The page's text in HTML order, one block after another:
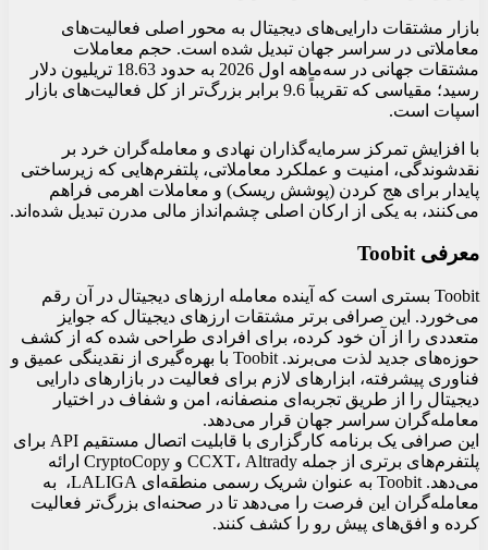
بازار مشتقات دارایی‌های دیجیتال به محور اصلی فعالیت‌های
معاملاتی در سراسر جهان تبدیل شده است. حجم معاملات
مشتقات جهانی در سه‌ماهه اول 2026 به حدود 18.63 تریلیون دلار
رسید؛ مقیاسی که تقریباً 9.6 برابر بزرگ‌تر از کل فعالیت‌های بازار
اسپات است.
با افزایش تمرکز سرمایه‌گذاران نهادی و معامله‌گران خرد بر
نقدشوندگی، امنیت و عملکرد معاملاتی، پلتفرم‌هایی که زیرساختی
پایدار برای هج کردن (پوشش ریسک) و معاملات اهرمی فراهم
می‌کنند، به یکی از ارکان اصلی چشم‌انداز مالی مدرن تبدیل شده‌اند.
معرفی Toobit
Toobit بستری است که آینده معامله ارزهای دیجیتال در آن رقم
می‌خورد. این صرافی برتر مشتقات ارزهای دیجیتال که جوایز
متعددی را از آن خود کرده، برای افرادی طراحی شده که از کشف
حوزه‌های جدید لذت می‌برند. Toobit با بهره‌گیری از نقدینگی عمیق و
فناوری پیشرفته، ابزارهای لازم برای فعالیت در بازارهای دارایی
دیجیتال را از طریق تجربه‌ای منصفانه، امن و شفاف در اختیار
معامله‌گران سراسر جهان قرار می‌دهد.
این صرافی یک برنامه کارگزاری با قابلیت اتصال مستقیم API برای
پلتفرم‌های برتری از جمله CCXT، Altrady و CryptoCopy ارائه
می‌دهد. Toobit به عنوان شریک رسمی منطقه‌ای LALIGA، به
معامله‌گران این فرصت را می‌دهد تا در صحنه‌ای بزرگ‌تر فعالیت
کرده و افق‌های پیش رو را کشف کنند.